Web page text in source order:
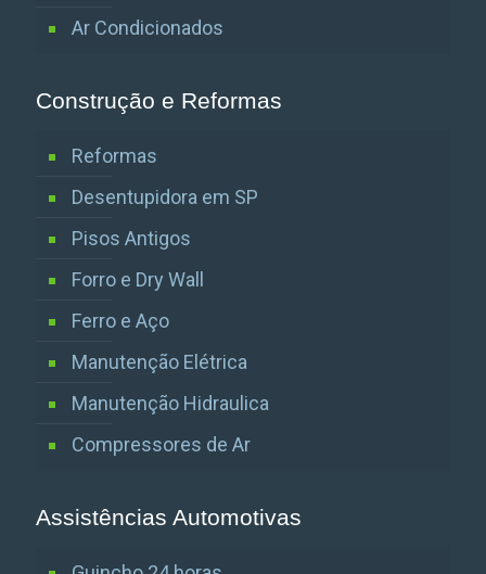
Ar Condicionados
Construção e Reformas
Reformas
Desentupidora em SP
Pisos Antigos
Forro e Dry Wall
Ferro e Aço
Manutenção Elétrica
Manutenção Hidraulica
Compressores de Ar
Assistências Automotivas